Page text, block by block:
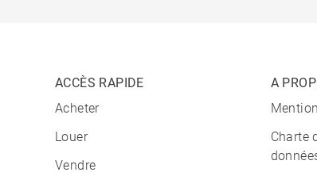
ACCÈS RAPIDE
Acheter
Louer
Vendre
A
Charte